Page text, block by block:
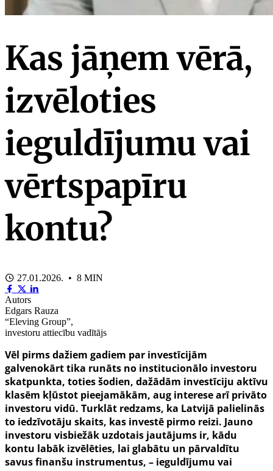
Kas jāņem vērā,
izvēloties
ieguldījumu vai
vērtspapīru
kontu?
27.01.2026. • 8 MIN
Autors
Edgars Rauza
“Eleving Group”,
investoru attiecību vadītājs
Vēl pirms dažiem gadiem par investīcijām
galvenokārt tika runāts no institucionālo investoru
skatpunkta, toties šodien, dažādām investīciju aktīvu
klasēm kļūstot pieejamākām, aug interese arī privāto
investoru vidū. Turklāt redzams, ka Latvijā palielinās
to iedzīvotāju skaits, kas investē pirmo reizi. Jauno
investoru visbiežāk uzdotais jautājums ir, kādu
kontu labāk izvēlēties, lai glabātu un pārvaldītu
savus finanšu instrumentus, – ieguldījumu vai